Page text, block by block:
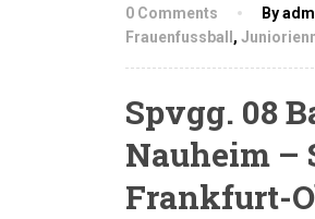
0 Comments
By
Frauenfussball ,
Spvgg. 08
Nauheim –
Frankfurt-